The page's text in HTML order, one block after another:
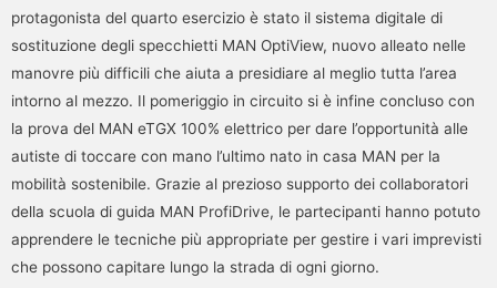
protagonista del quarto esercizio è stato il sistema digitale di
sostituzione degli specchietti MAN OptiView, nuovo alleato nelle
manovre più difficili che aiuta a presidiare al meglio tutta l’area
intorno al mezzo. Il pomeriggio in circuito si è infine concluso con
la prova del MAN eTGX 100% elettrico per dare l’opportunità alle
autiste di toccare con mano l’ultimo nato in casa MAN per la
mobilità sostenibile. Grazie al prezioso supporto dei collaboratori
della scuola di guida MAN ProfiDrive, le partecipanti hanno potuto
apprendere le tecniche più appropriate per gestire i vari imprevisti
che possono capitare lungo la strada di ogni giorno.